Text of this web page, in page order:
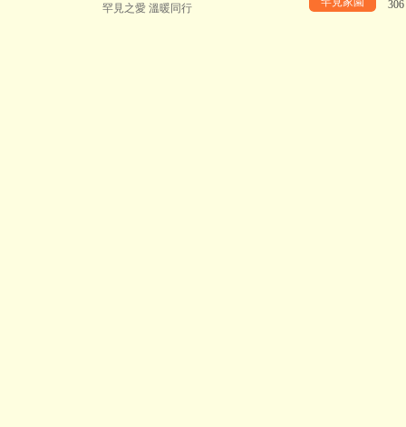
罕見之愛 溫暖同行